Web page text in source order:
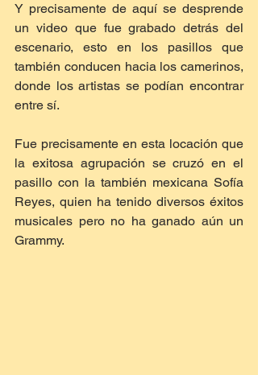
Y precisamente de aquí se desprende
un video que fue grabado detrás del
escenario, esto en los pasillos que
también conducen hacia los camerinos,
donde los artistas se podían encontrar
entre sí.
Fue precisamente en esta locación que
la exitosa agrupación se cruzó en el
pasillo con la también mexicana Sofía
Reyes, quien ha tenido diversos éxitos
musicales pero no ha ganado aún un
Grammy.